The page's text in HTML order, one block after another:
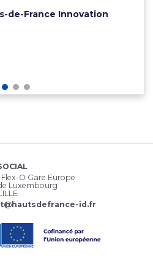
de-France Innovation
Flex-O Gare Europe
Luxembourg
id.fr